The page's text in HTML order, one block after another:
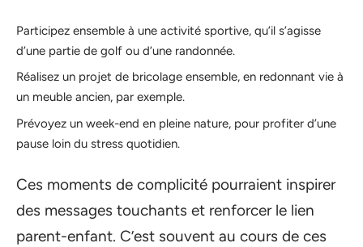
Participez ensemble à une activité sportive, qu’il s’agisse
d’une partie de golf ou d’une randonnée.
Réalisez un projet de bricolage ensemble, en redonnant vie à
un meuble ancien, par exemple.
Prévoyez un week-end en pleine nature, pour profiter d’une
pause loin du stress quotidien.
Ces moments de complicité pourraient inspirer
des messages touchants et renforcer le lien
parent-enfant. C’est souvent au cours de ces